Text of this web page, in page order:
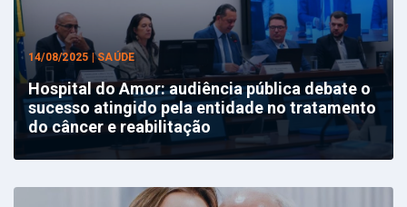
14/08/2025 | SAÚDE
Hospital do Amor: audiência pública debate o
sucesso atingido pela entidade no tratamento
do câncer e reabilitação